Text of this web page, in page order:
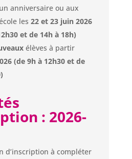
anniversaire ou aux
les 22 et 23 juin 2026
et de 14h à 18h)
élèves à partir
(de 9h à 12h30 et de
: 2026-
d’inscription à compléter